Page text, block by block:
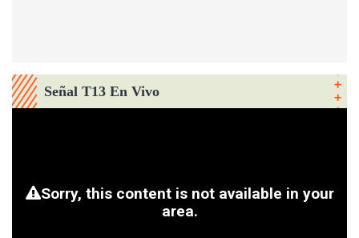
Señal T13 En Vivo